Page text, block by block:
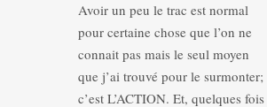
Avoir un peu le trac est normal
pour certaine chose que l’on ne
connait pas mais le seul moyen
que j’ai trouvé pour le surmonter;
c’est L’ACTION. Et, quelques fois